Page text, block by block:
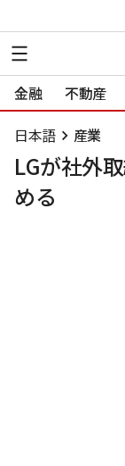
金融 不動産
日本語 産業
LGが社外
める